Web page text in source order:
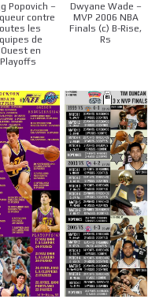
Popovich –
contre
les
de
en
Playoffs
Dwyane Wade –
MVP 2006 NBA
Finals (c) B-Rise,
Rs